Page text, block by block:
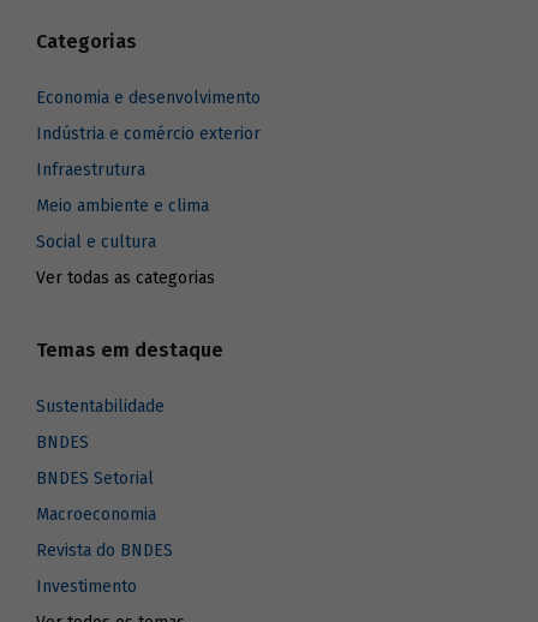
Categorias
Economia e desenvolvimento
Indústria e comércio exterior
Infraestrutura
Meio ambiente e clima
Social e cultura
Ver todas as categorias
Temas em destaque
Sustentabilidade
BNDES
BNDES Setorial
Macroeconomia
Revista do BNDES
Investimento